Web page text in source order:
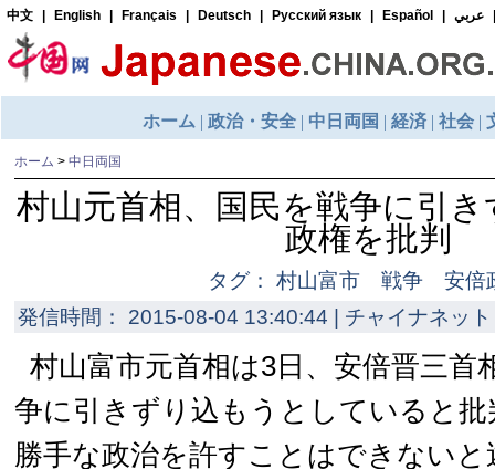
ホーム > 中日両国
村山元首相、国民を戦争に引
政権を批判
タグ： 村山富市 戦争 安倍
発信時間： 2015-08-04 13:40:44 | チャイナネッ
村山富市元首相は3日、安倍晋三首
争に引きずり込もうとしていると
勝手な政治を許すことはできないと